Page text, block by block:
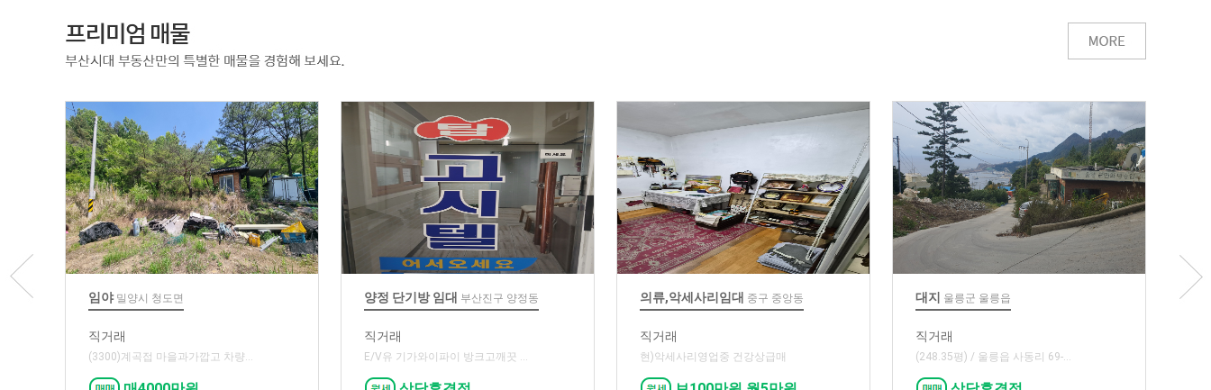
임야 밀양시 청도면
직거래
(3300)계곡접 마을과가깝고 차량...
양정 단기방 임대 부산진구 양정동
직거래
E/V유 기가와이파이 방크고깨끗 ...
의류,악세사리임대 중구 중앙동
직거래
현)악세사리영업중 건강상급매
대지 울릉군 울릉읍
직거래
(248.35평) / 울릉읍 사동리 69-...
교회